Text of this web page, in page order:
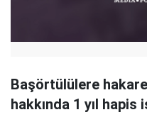
Başörtülülere
hakkında 1 yıl hapis